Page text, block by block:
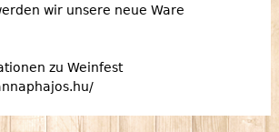
wir unsere neue Ware
zu Weinfest